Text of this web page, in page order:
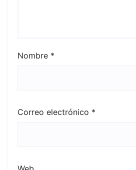
Nombre *
Correo electrónico *